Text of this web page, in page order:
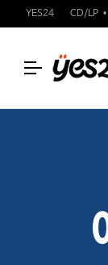
YES24 CD/LP